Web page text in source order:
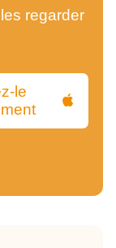
regarder
le